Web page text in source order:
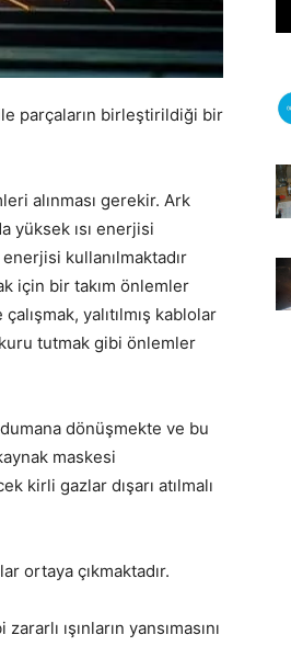
parçaların birleştirildiği bir
alınması gerekir. Ark
yüksek ısı enerjisi
kullanılmaktadır
için bir takım önlemler
yalıtılmış kablolar
kuru tutmak gibi önlemler
dönüşmekte ve bu
maskesi
kirli gazlar dışarı atılmalı
ortaya çıkmaktadır.
ışınların yansımasını